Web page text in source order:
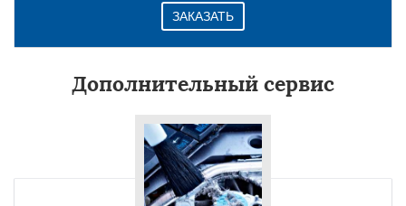
ЗАКАЗАТЬ
Дополнительный сервис